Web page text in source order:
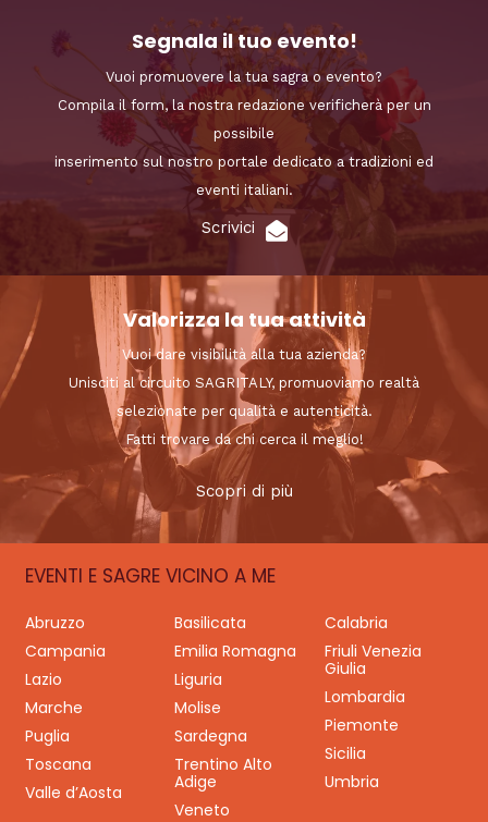
Segnala il tuo evento!
Vuoi promuovere la tua sagra o evento?
Compila il form, la nostra redazione verificherà per un
possibile
inserimento sul nostro portale dedicato a tradizioni ed
eventi italiani.
Scrivici
Valorizza la tua attività
Vuoi dare visibilità alla tua azienda?
Unisciti al circuito SAGRITALY, promuoviamo realtà
selezionate per qualità e autenticità.
Fatti trovare da chi cerca il meglio!
Scopri di più
EVENTI E SAGRE VICINO A ME
Abruzzo Basilicata
Calabria
Campania
Emilia Romagna
Friuli Venezia
Giulia
Lazio
Liguria
Lombardia
Marche
Molise
Piemonte
Puglia
Sardegna
Sicilia
Toscana
Trentino Alto
Adige
Umbria
Valle d’Aosta
Veneto